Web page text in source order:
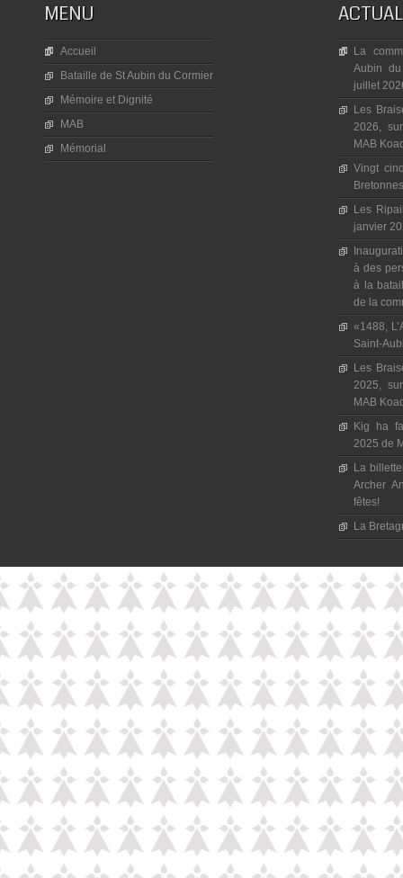
MENU
Accueil
Bataille de St Aubin du Cormier
Mémoire et Dignité
MAB
Mémorial
La
Aubin
juillet
Les
2026,
MAB
Vingt
Les
janvier
à des
à la
de la
«1488,
Saint-
Les
2025,
MAB
Kig ha
2025 de
La
Archer
fêtes!
La